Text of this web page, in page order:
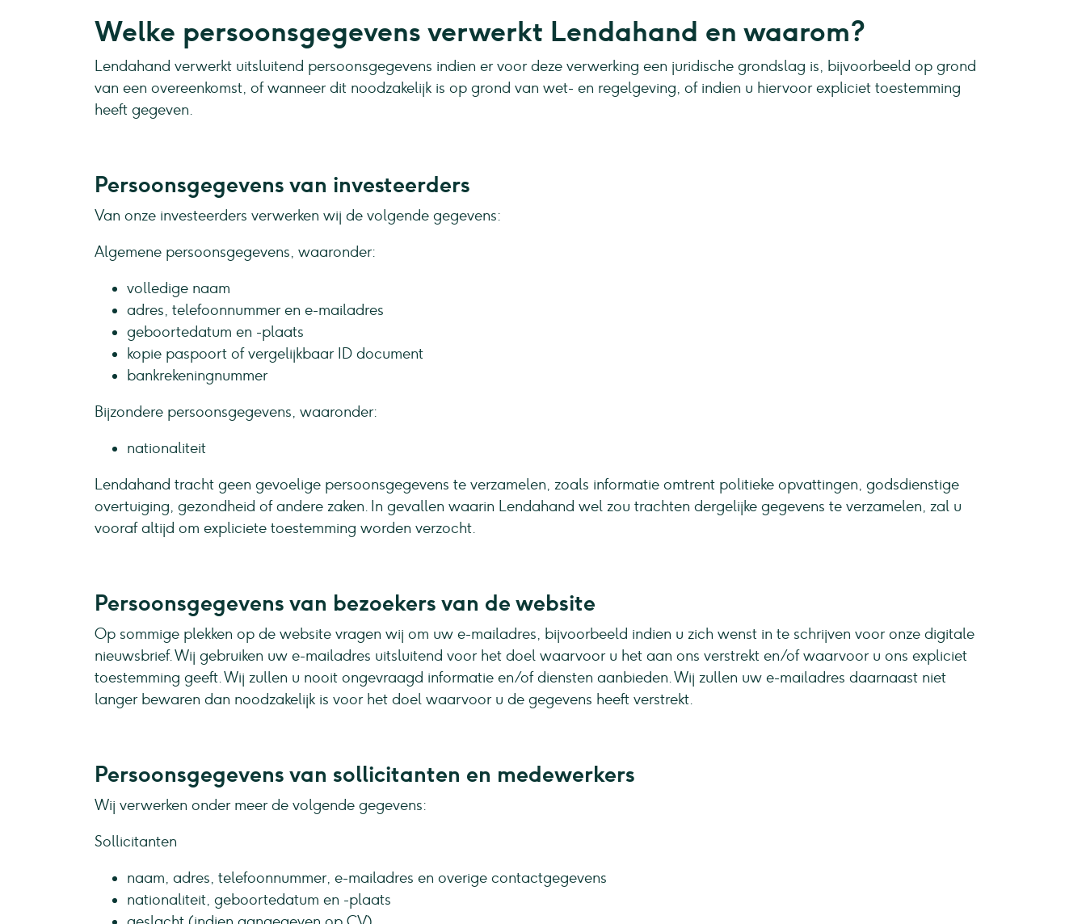
Welke persoonsgegevens verwerkt Lendahand en waarom?
Lendahand verwerkt uitsluitend persoonsgegevens indien er voor deze verwerking een juridische grondslag is, bijvoorbeeld op grond
van een overeenkomst, of wanneer dit noodzakelijk is op grond van wet- en regelgeving, of indien u hiervoor expliciet toestemming
heeft gegeven.
Persoonsgegevens van investeerders
Van onze investeerders verwerken wij de volgende gegevens:
Algemene persoonsgegevens, waaronder:
volledige naam
adres, telefoonnummer en e-mailadres
geboortedatum en -plaats
kopie paspoort of vergelijkbaar ID document
bankrekeningnummer
Bijzondere persoonsgegevens, waaronder:
nationaliteit
Lendahand tracht geen gevoelige persoonsgegevens te verzamelen, zoals informatie omtrent politieke opvattingen, godsdienstige
overtuiging, gezondheid of andere zaken. In gevallen waarin Lendahand wel zou trachten dergelijke gegevens te verzamelen, zal u
vooraf altijd om expliciete toestemming worden verzocht.
Persoonsgegevens van bezoekers van de website
Op sommige plekken op de website vragen wij om uw e-mailadres, bijvoorbeeld indien u zich wenst in te schrijven voor onze digitale
nieuwsbrief. Wij gebruiken uw e-mailadres uitsluitend voor het doel waarvoor u het aan ons verstrekt en/of waarvoor u ons expliciet
toestemming geeft. Wij zullen u nooit ongevraagd informatie en/of diensten aanbieden. Wij zullen uw e-mailadres daarnaast niet
langer bewaren dan noodzakelijk is voor het doel waarvoor u de gegevens heeft verstrekt.
Persoonsgegevens van sollicitanten en medewerkers
Wij verwerken onder meer de volgende gegevens:
Sollicitanten
naam, adres, telefoonnummer, e-mailadres en overige contactgegevens
nationaliteit, geboortedatum en -plaats